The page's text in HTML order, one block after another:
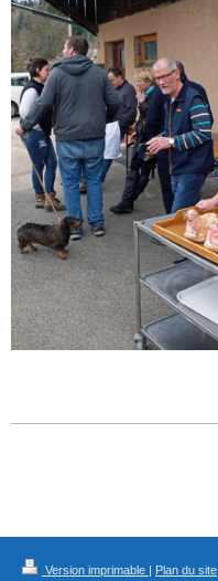
Version imprimable | Plan du site